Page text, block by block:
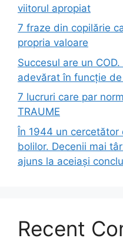
viitorul apropiat
7 fraze din copilărie
propria valoare
Succesul are un
adevărat în funcție
7 lucruri care par
TRAUME
În 1944 un
bolilor. Decenii mai
ajuns la aceiași
Recent